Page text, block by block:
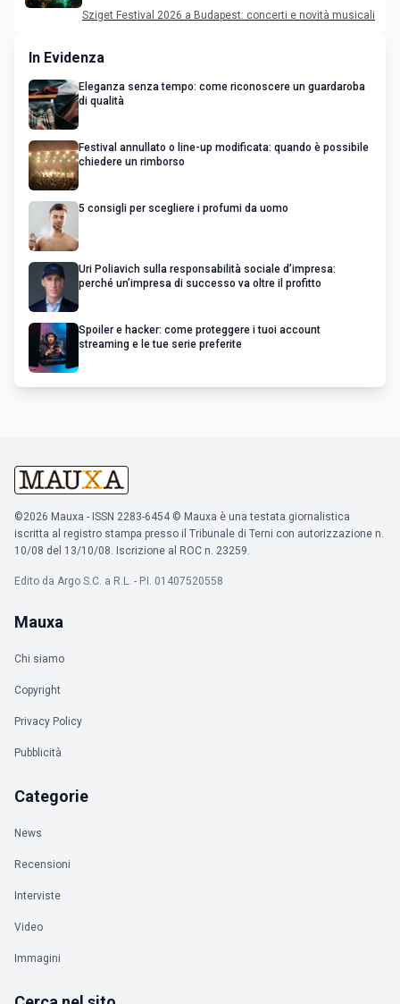
Sziget Festival 2026 a Budapest: concerti e novità musicali
In Evidenza
Eleganza senza tempo: come riconoscere un guardaroba
di qualità
Festival annullato o line-up modificata: quando è possibile
chiedere un rimborso
5 consigli per scegliere i profumi da uomo
Uri Poliavich sulla responsabilità sociale d’impresa:
perché un’impresa di successo va oltre il profitto
Spoiler e hacker: come proteggere i tuoi account
streaming e le tue serie preferite
©2026 Mauxa - ISSN 2283-6454 © Mauxa è una testata giornalistica
iscritta al registro stampa presso il Tribunale di Terni con autorizzazione n.
10/08 del 13/10/08. Iscrizione al ROC n. 23259.
Edito da Argo S.C. a R.L. - P.I. 01407520558
Mauxa
Chi siamo
Copyright
Privacy Policy
Pubblicità
Categorie
News
Recensioni
Interviste
Video
Immagini